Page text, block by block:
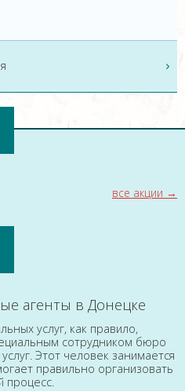
все акции
агенты в Донецке
услуг, как правило,
сотрудником бюро
Этот человек занимается
правильно организовать
процесс.